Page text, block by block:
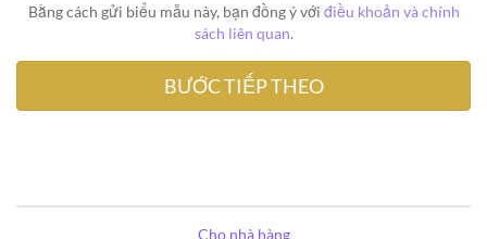
Bằng cách gửi biểu mẫu này, bạn đồng ý với điều khoản và chính
sách liên quan.
Cho nhà hàng